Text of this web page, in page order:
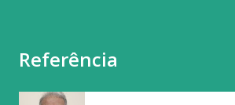
Referência